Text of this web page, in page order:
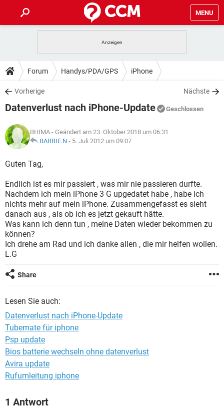
MENU
ANDROID IOS
WINDOWS 10
WHATSAPP TIKTOK
FACEBOOK
TIPPS & TRICKS
SPIELE STREAMING
WHATSAPP TIKTOK
FACEBOOK
DOWNLOADS
SPIELE STREAMING
ANDROID
WINDOWS 10 INSTAGRAM
WHATSAPP
SPIELE STREAMING
ANDROID
WINDOWS 10
WHATSAPP TIKTOK
FACEBOOK HARDWARE
LEXIKON
SPIELE
WINDOWS 10 INSTAGRAM
WHATSAPP TIKTOK
FACEBOOK HARDWARE
Forum Handys/PDA/GPS iPhone
Vorherige Nächste
Datenverlust nach iPhone-Update Geschlossen
BHIMA - Geändert am 23. Oktober 2018 um 06:31
BARBIE.N - 5. Juli 2012 um 09:07
Guten Tag,
Endlich ist es mir passiert , was mir nie passieren durfte.
Nachdem ich mein iPhone 3 G upgedatet habe , habe ich
nichts mehr auf mein iPhone. Zusammengefasst es sieht
danach aus , als ob ich es jetzt gekauft hätte.
Was kann ich denn tun , meine Daten wieder bekommen zu
können?
Ich drehe am Rad und ich danke allen , die mir helfen wollen.
L.G
Share
Lesen Sie auch:
Datenverlust nach iPhone-Update
Tubemate für iphone
Psp update
Bios batterie wechseln ohne datenverlust
Avira update
Rufumleitung iphone
1 Antwort